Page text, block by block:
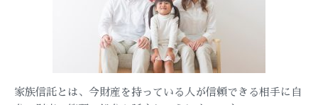
家族信託とは、今財産を持っている人が信頼できる相手に自